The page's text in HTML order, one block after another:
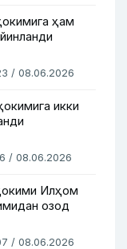
ҳам
/ 08.06.2026
икки
/ 08.06.2026
Илҳом
озод
/ 08.06.2026